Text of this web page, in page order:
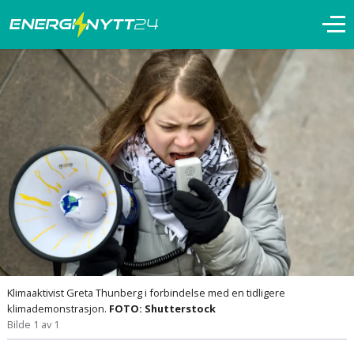
Klimaaktivist Greta Thunberg i forbindelse med en tidligere
klimademonstrasjon. FOTO: Shutterstock
Bilde 1 av 1